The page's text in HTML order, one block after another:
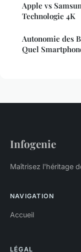
Apple vs
Technologie 4K
Autonomie des
Quel
Infogenie
Maîtrisez l'héritage
NAVIGATION
Accueil
LÉGAL